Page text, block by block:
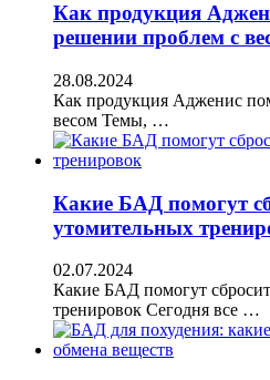
Как продукция
решении проблем с
28.08.2024
Как продукция Адженис
весом Темы, …
Какие БАД помогут
утомительных
02.07.2024
Какие БАД помогут
тренировок Сегодня все …